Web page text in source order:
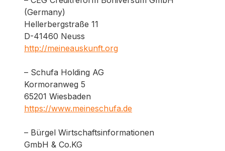
(Germany)
Hellerbergstraße 11
D-41460 Neuss
http://meineauskunft.org
– Schufa Holding AG
Kormoranweg 5
65201 Wiesbaden
https://www.meineschufa.de
– Bürgel Wirtschaftsinformationen
GmbH & Co.KG